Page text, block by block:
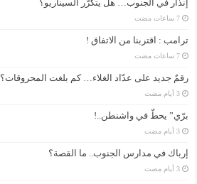
إنذار في الجنوب… هل يتكرّر السيناريو؟
‏7 ساعات مضت
ترامب : اقتربنا من الاتفاق !
‏7 ساعات مضت
رقمٌ جديد على عدّاد الغلاء… كم بلغت المحروقات؟
‏3 أيام مضت
برّي” يحطّ في واشنطن..!
‏3 أيام مضت
إرباك في مدارس الجنوب.. ما القصة؟
‏3 أيام مضت